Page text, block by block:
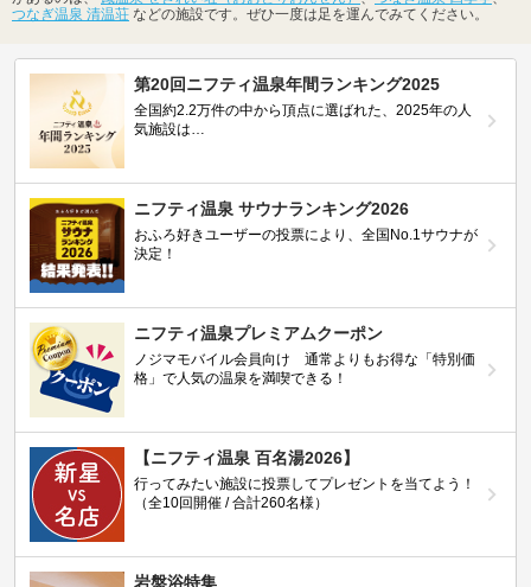
つなぎ温泉 清温荘 などの施設です。ぜひ一度は足を運んでみてください。
第20回ニフティ温泉年間ランキング2025
全国約2.2万件の中から頂点に選ばれた、2025年の人
気施設は…
ニフティ温泉 サウナランキング2026
おふろ好きユーザーの投票により、全国No.1サウナが
決定！
ニフティ温泉プレミアムクーポン
ノジマモバイル会員向け 通常よりもお得な「特別価
格」で人気の温泉を満喫できる！
【ニフティ温泉 百名湯2026】
行ってみたい施設に投票してプレゼントを当てよう！
（全10回開催 / 合計260名様）
岩盤浴特集